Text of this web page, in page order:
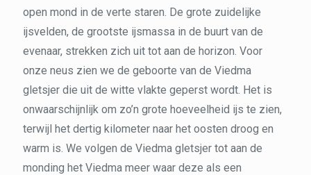
open mond in de verte staren. De grote zuidelijke
ijsvelden, de grootste ijsmassa in de buurt van de
evenaar, strekken zich uit tot aan de horizon. Voor
onze neus zien we de geboorte van de Viedma
gletsjer die uit de witte vlakte geperst wordt. Het is
onwaarschijnlijk om zo’n grote hoeveelheid ijs te zien,
terwijl het dertig kilometer naar het oosten droog en
warm is. We volgen de Viedma gletsjer tot aan de
monding het Viedma meer waar deze als een